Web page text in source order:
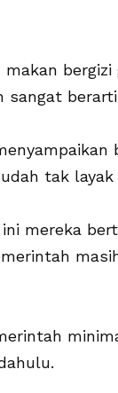
tak layak
mereka